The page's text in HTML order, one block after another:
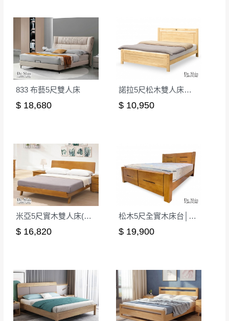
遇百貨周年慶期間，恕暫停百貨公司相關運送 》
無回收家具服務，若需回收家俱可聯絡當地請清潔隊
回收,免付費清運專線：0800-085-717
有商品一年保固之服務。
訂單成立時請儘速於三日內完成付款，
交易恕不
殺價，商品均已最低價格售出，且在特定時日會給
予折扣，請密切注意。
▪️三日內若未接獲您的匯款或轉帳通知，商品將不
予保留(訂單自動取消)。
▪️無回收家具服務，若需回收家具可聯絡當地請清
833 布藝5尺雙人床
$ 18,680
諾拉5尺松木雙人床台│床架
$ 10,950
米亞5尺實木雙人床(ME-02)│床架
$ 16,820
松木5尺全實木床台│床架
$ 19,900